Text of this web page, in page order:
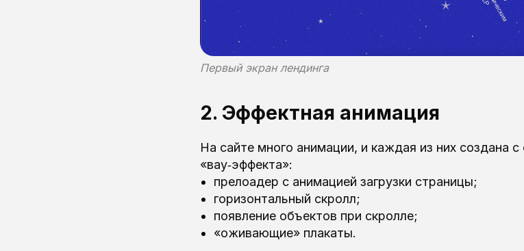
Первый экран лендинга
2. Эффектная анимация
На сайте много анимации, и каждая из них создана
«вау‑эффекта»:
прелоадер с анимацией загрузки страницы;
горизонтальный скролл;
появление объектов при скролле;
«оживающие» плакаты.